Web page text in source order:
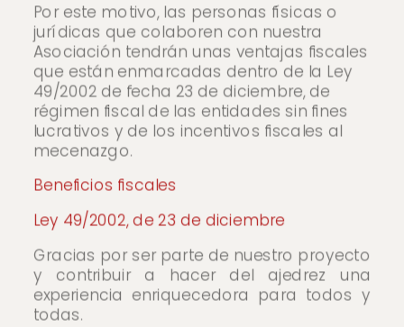
Por este motivo, las personas físicas o
jurídicas que colaboren con nuestra
Asociación tendrán unas ventajas fiscales
que están enmarcadas dentro de la Ley
49/2002 de fecha 23 de diciembre, de
régimen fiscal de las entidades sin fines
lucrativos y de los incentivos fiscales al
mecenazgo.
Beneficios fiscales
Ley 49/2002, de 23 de diciembre
Gracias por ser parte de nuestro proyecto
y contribuir a hacer del ajedrez una
experiencia enriquecedora para todos y
todas.